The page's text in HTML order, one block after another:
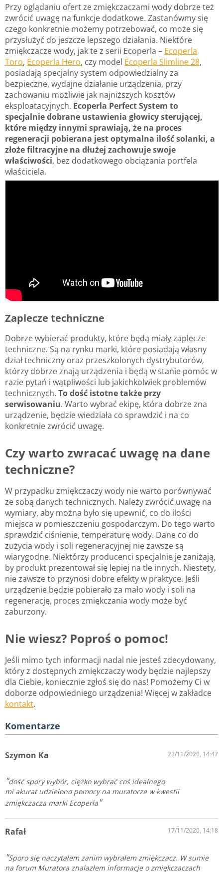
Przy oglądaniu ofert ze zmiękczaczami wody dobrze też
zwrócić uwagę na funkcje dodatkowe. Zastanówmy się
czego konkretnie możemy potrzebować, co może się
przysłużyć do jeszcze lepszego działania. Niektóre
zmiękczacze wody, jak te z serii Ecoperla – Ecoperla
Toro, Ecoperla Hero, czy model Ecoperla Slimline 28,
posiadają specjalny system odpowiedzialny za
bezpieczne, wydajne działanie urządzenia, przy
zachowaniu możliwie jak najniższych kosztów
eksploatacyjnych. Ecoperla Perfect System to
specjalnie dobrane ustawienia głowicy sterującej,
które między innymi sprawiają, że na proces
regeneracji pobierana jest optymalna ilość solanki, a
złoże filtracyjne na dłużej zachowuje swoje
właściwości, bez dodatkowego obciążania portfela
właściciela.
Zaplecze techniczne
Dobrze wybierać produkty, które będą miały zaplecze
techniczne. Są na rynku marki, które posiadają własny
dział techniczny oraz przeszkolonych dystrybutorów,
którzy dobrze znają urządzenia i będą w stanie pomóc w
razie pytań i wątpliwości lub jakichkolwiek problemów
technicznych. To dość istotne także przy
serwisowaniu. Warto wybrać ekipę, która dobrze zna
urządzenie, będzie wiedziała co sprawdzić i na co
konkretnie zwrócić uwagę.
Czy warto zwracać uwagę na dane
techniczne?
W przypadku zmiękczaczy wody nie warto porównywać
ze sobą danych technicznych. Należy zwrócić uwagę na
wymiary, aby można było się upewnić, co do ilości
miejsca w pomieszczeniu gospodarczym. Do tego warto
sprawdzić ciśnienie, temperaturę wody. Dane co do
zużycia wody i soli regeneracyjnej nie zawsze są
wiarygodne. Niektórzy producenci specjalnie je zaniżają,
by produkt prezentował się lepiej na tle innych. Niestety,
nie zawsze to przynosi dobre efekty w praktyce. Jeśli
urządzenie będzie pobierało za mało wody i soli na
regenerację, proces zmiękczania wody może być
zaburzony.
Nie wiesz? Poproś o pomoc!
Jeśli mimo tych informacji nadal nie jesteś zdecydowany,
który z dostępnych zmiękczaczy wody będzie najlepszy
dla Ciebie, koniecznie zgłoś się do nas! Pomożemy Ci w
doborze odpowiedniego urządzenia! Więcej w zakładce
kontakt.
Komentarze
Szymon Ka 23/11/2020, 14:47
dość spory wybór, ciężko wybrać coś idealnego
mi akurat udzielono pomocy na muratorze w kwestii
zmiękczacza marki Ecoperła
Rafał 17/11/2020, 14:18
Sporo się naczytałem zanim wybrałem zmiękczacz. W sumie
na forum Muratora znalazłem informacje o zmiękczaczach